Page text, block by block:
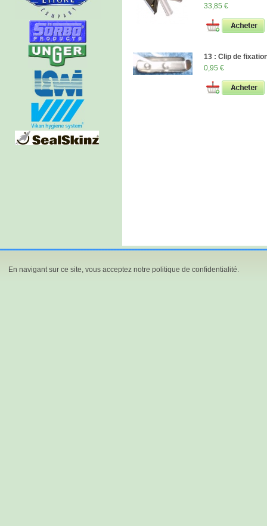
33,85 €
13 : Clip de
0,95 €
En navigant sur ce site, vous acceptez notre politique de confidentialité.